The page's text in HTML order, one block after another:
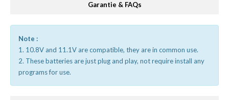
Garantie & FAQs
Note :
1. 10.8V and 11.1V are compatible, they are in common use.
2. These batteries are just plug and play, not require install any
programs for use.